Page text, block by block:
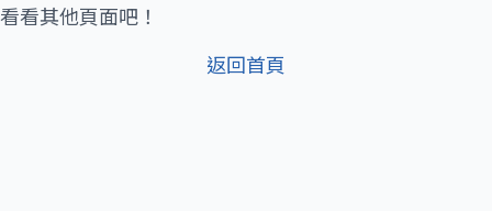
看看其他頁面吧！
返回首頁